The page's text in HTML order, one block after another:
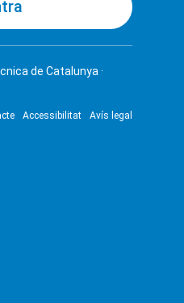
de Catalunya ·
Accessibilitat Avís legal